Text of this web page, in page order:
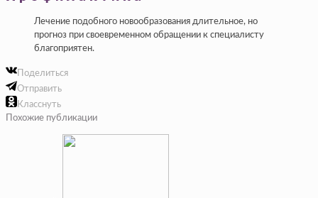
Лечение подобного новообразования длительное, но
прогноз при своевременном обращении к специалисту
благоприятен.
Поделиться
Отправить
Класснуть
Похожие публикации